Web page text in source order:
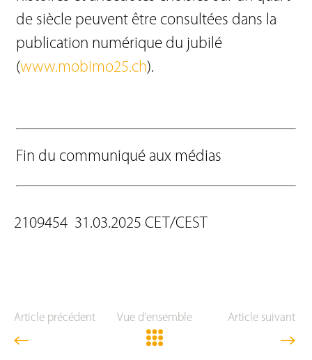
de siècle peuvent être consultées dans la
publication numérique du jubilé
(www.mobimo25.ch).
Fin du communiqué aux médias
2109454 31.03.2025 CET/CEST
Article précédent Vue d'ensemble Article suivant